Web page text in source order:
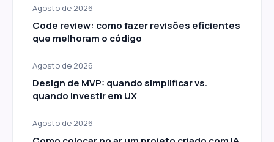
Agosto de 2026
Code review: como fazer revisões eficientes
que melhoram o código
Agosto de 2026
Design de MVP: quando simplificar vs.
quando investir em UX
Agosto de 2026